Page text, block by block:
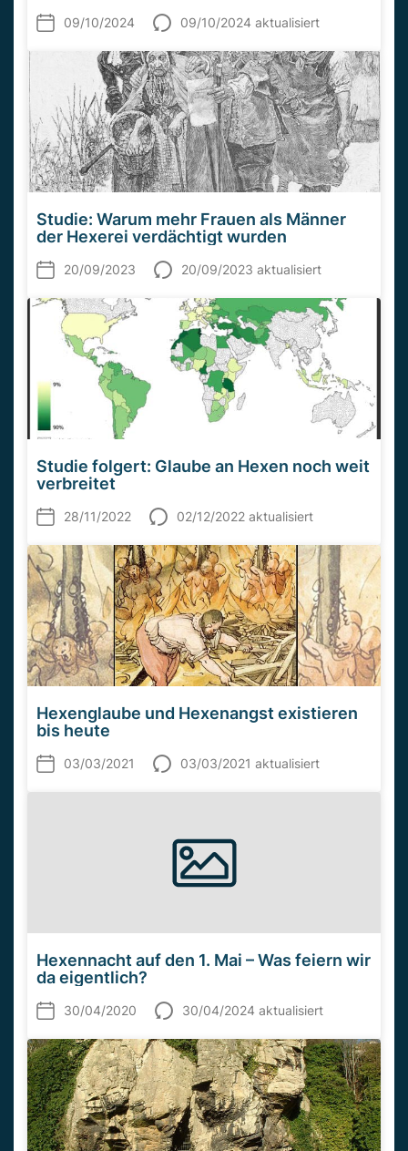
09/10/2024 09/10/2024 aktualisiert
Studie: Warum mehr Frauen als Männer
der Hexerei verdächtigt wurden
20/09/2023 20/09/2023 aktualisiert
Studie folgert: Glaube an Hexen noch weit
verbreitet
28/11/2022 02/12/2022 aktualisiert
Hexenglaube und Hexenangst existieren
bis heute
03/03/2021 03/03/2021 aktualisiert
Hexennacht auf den 1. Mai – Was feiern wir
da eigentlich?
30/04/2020 30/04/2024 aktualisiert